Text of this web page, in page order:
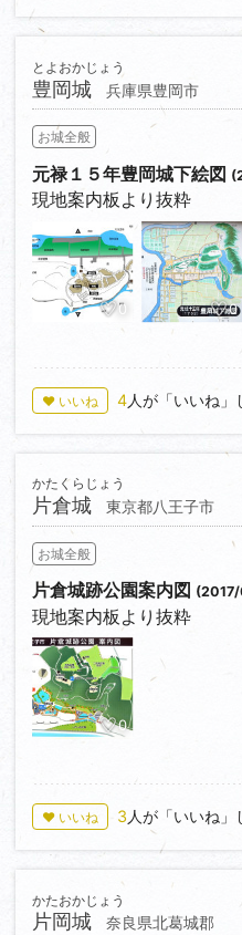
豊岡城
とよおかじょう
兵庫県豊岡市
お城全般
元禄１５年豊岡城下絵図
現地案内板より抜粋
0 0
♥ いいね 4人が「いいね」
片倉城
かたくらじょう
東京都八王子市
お城全般
片倉城跡公園案内図
現地案内板より抜粋
0
♥ いいね 3 人が「いいね」
片岡城
かたおかじょう
奈良県北葛城郡